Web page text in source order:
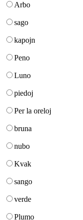
Arbo
sago
kapojn
Peno
Luno
piedoj
Per la oreloj
bruna
nubo
Kvak
sango
verde
Plumo